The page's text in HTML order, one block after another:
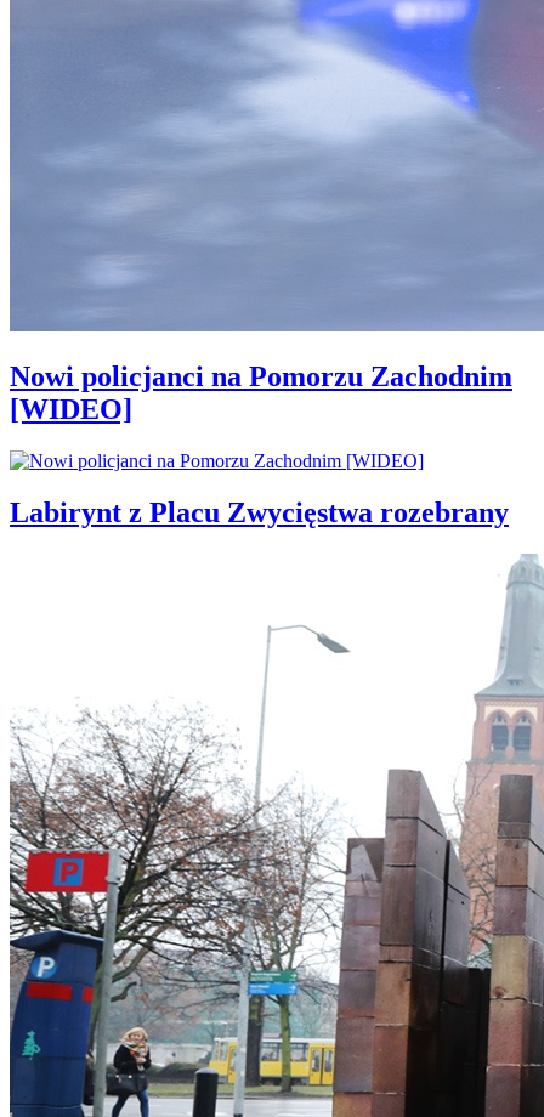
Nowi policjanci na Pomorzu Zachodnim
[WIDEO]
Labirynt z Placu Zwycięstwa rozebrany